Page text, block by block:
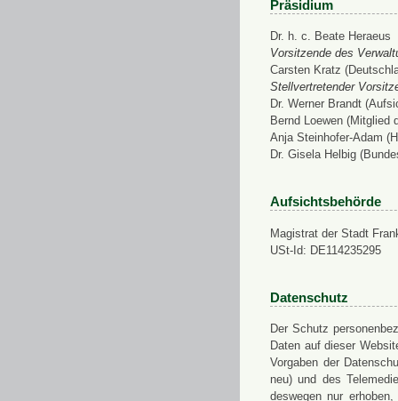
Präsidium
Dr. h. c. Beate Heraeus
Vorsitzende des
Carsten Kratz
Stellvertretender
Dr. Werner Brandt
Bernd Loewen (Mitglied
Anja Steinhofer-Adam
Dr. Gisela Helbig
Aufsichtsbehörde
Magistrat der Stadt
USt-Id: DE114235295
Datenschutz
Der Schutz
Daten auf dieser
Vorgaben der
neu) und des
deswegen nur